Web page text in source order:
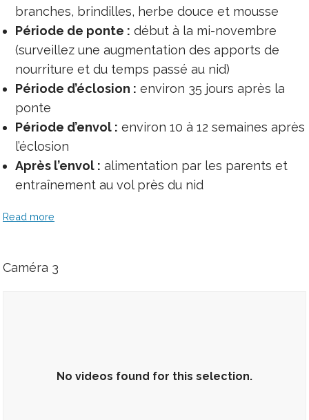
branches, brindilles, herbe douce et mousse
Période de ponte : début à la mi-novembre
(surveillez une augmentation des apports de
nourriture et du temps passé au nid)
Période d’éclosion : environ 35 jours après la
ponte
Période d’envol : environ 10 à 12 semaines après
l’éclosion
Après l’envol : alimentation par les parents et
entraînement au vol près du nid
Read more
Caméra 3
No videos found for this selection.